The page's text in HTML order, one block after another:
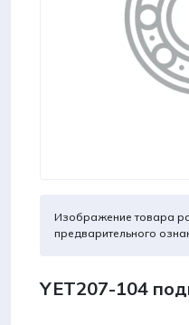
Изображение товара
предварительного
YET207-104